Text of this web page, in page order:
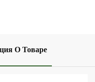
О Товаре